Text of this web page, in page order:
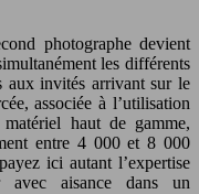
photographe devient
les différents
aux invités arrivant sur le
associée à l’utilisation
haut de gamme,
entre 4 000 et 8 000
ici autant l’expertise
avec aisance dans un